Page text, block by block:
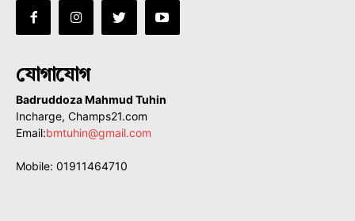
যোগাযোগ
Badruddoza Mahmud Tuhin
Incharge, Champs21.com
Email:bmtuhin@gmail.com
Mobile: 01911464710